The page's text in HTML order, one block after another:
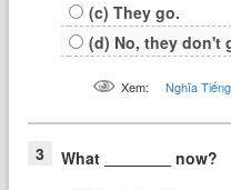
(c) They go.
(d) No, they don't
Xem: Nghĩa
3 What
now?